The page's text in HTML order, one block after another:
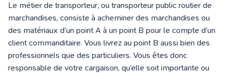
Le métier de transporteur, ou transporteur public routier de
marchandises, consiste à acheminer des marchandises ou
des matériaux d’un point A à un point B pour le compte d’un
client commanditaire. Vous livrez au point B aussi bien des
professionnels que des particuliers. Vous êtes donc
responsable de votre cargaison, qu’elle soit importante ou